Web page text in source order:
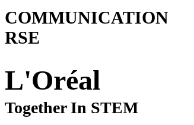
COMMUNICATION
RSE
L'Oréal
Together In STEM